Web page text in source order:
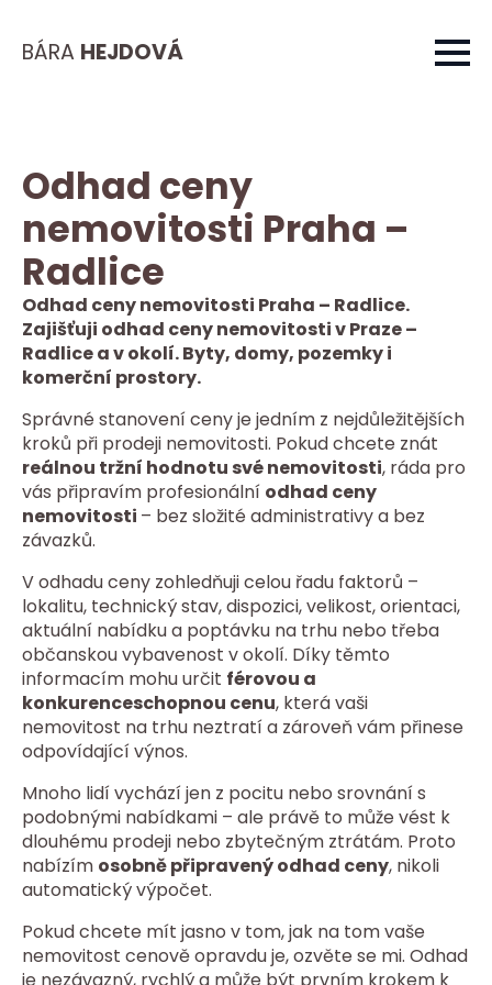
BÁRA HEJDOVÁ
Odhad ceny
nemovitosti Praha –
Radlice
Odhad ceny nemovitosti Praha – Radlice.
Zajišťuji odhad ceny nemovitosti v Praze –
Radlice a v okolí. Byty, domy, pozemky i
komerční prostory.
Správné stanovení ceny je jedním z nejdůležitějších
kroků při prodeji nemovitosti. Pokud chcete znát
reálnou tržní hodnotu své nemovitosti, ráda pro
vás připravím profesionální odhad ceny
nemovitosti – bez složité administrativy a bez
závazků.
V odhadu ceny zohledňuji celou řadu faktorů –
lokalitu, technický stav, dispozici, velikost, orientaci,
aktuální nabídku a poptávku na trhu nebo třeba
občanskou vybavenost v okolí. Díky těmto
informacím mohu určit férovou a
konkurenceschopnou cenu, která vaši
nemovitost na trhu neztratí a zároveň vám přinese
odpovídající výnos.
Mnoho lidí vychází jen z pocitu nebo srovnání s
podobnými nabídkami – ale právě to může vést k
dlouhému prodeji nebo zbytečným ztrátám. Proto
nabízím osobně připravený odhad ceny, nikoli
automatický výpočet.
Pokud chcete mít jasno v tom, jak na tom vaše
nemovitost cenově opravdu je, ozvěte se mi. Odhad